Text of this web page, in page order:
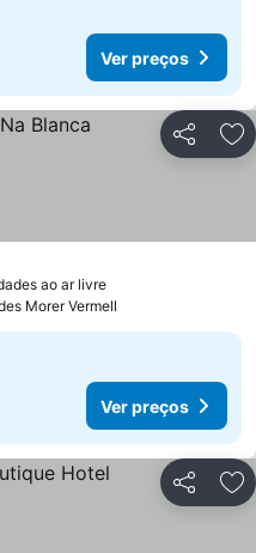
Ver preços
Partilhar
ao ar livre
Morer Vermell
Ver preços
Partilhar